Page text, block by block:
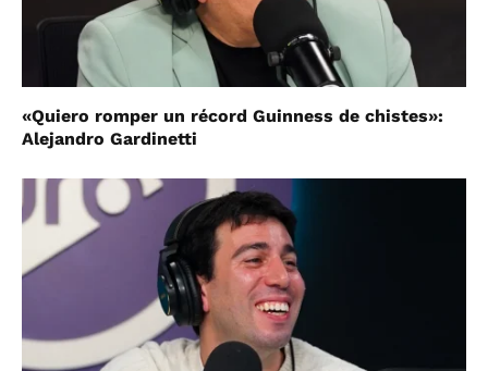
«Quiero romper un récord Guinness de chistes»:
Alejandro Gardinetti